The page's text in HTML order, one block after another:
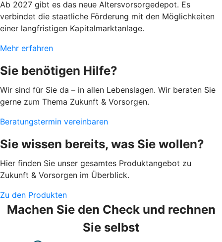
Ab 2027 gibt es das neue Altersvorsorgedepot. Es
verbindet die staatliche Förderung mit den Möglichkeiten
einer langfristigen Kapitalmarktanlage.
Mehr erfahren
Sie benötigen Hilfe?
Wir sind für Sie da – in allen Lebenslagen. Wir beraten Sie
gerne zum Thema Zukunft & Vorsorgen.
Beratungstermin vereinbaren
Sie wissen bereits, was Sie wollen?
Hier finden Sie unser gesamtes Produktangebot zu
Zukunft & Vorsorgen im Überblick.
Zu den Produkten
Machen Sie den Check und rechnen
Sie selbst